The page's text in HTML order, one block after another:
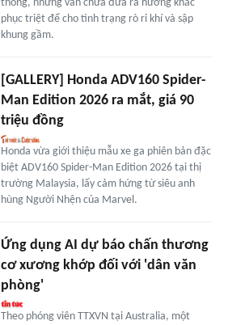
thống, nhưng vẫn chưa đưa ra hướng khắc
phục triệt để cho tình trạng rò rỉ khí và sập
khung gầm.
[GALLERY] Honda ADV160 Spider-
Man Edition 2026 ra mắt, giá 90
triệu đồng
Honda vừa giới thiệu mẫu xe ga phiên bản đặc
biệt ADV160 Spider-Man Edition 2026 tại thị
trường Malaysia, lấy cảm hứng từ siêu anh
hùng Người Nhện của Marvel.
Ứng dụng AI dự báo chấn thương
cơ xương khớp đối với 'dân văn
phòng'
Theo phóng viên TTXVN tại Australia, một